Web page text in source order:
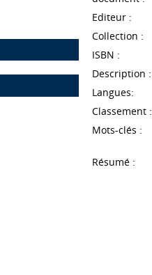
Editeur :
Collection :
ISBN :
Description :
Langues:
Classement :
Mots-clés :
Résumé :